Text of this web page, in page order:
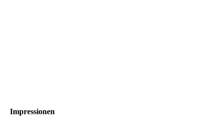
Impressionen